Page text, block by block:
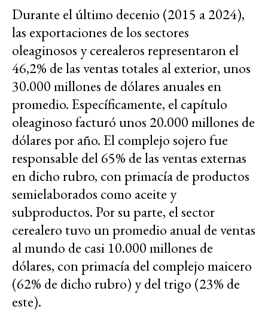
Durante el último decenio (2015 a 2024),
las exportaciones de los sectores
oleaginosos y cerealeros representaron el
46,2% de las ventas totales al exterior, unos
30.000 millones de dólares anuales en
promedio. Específicamente, el capítulo
oleaginoso facturó unos 20.000 millones de
dólares por año. El complejo sojero fue
responsable del 65% de las ventas externas
en dicho rubro, con primacía de productos
semielaborados como aceite y
subproductos. Por su parte, el sector
cerealero tuvo un promedio anual de ventas
al mundo de casi 10.000 millones de
dólares, con primacía del complejo maicero
(62% de dicho rubro) y del trigo (23% de
este).